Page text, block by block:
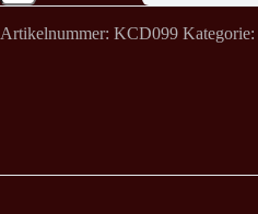
Sentenced
To
Artikelnummer: KCD099 Kategorie: